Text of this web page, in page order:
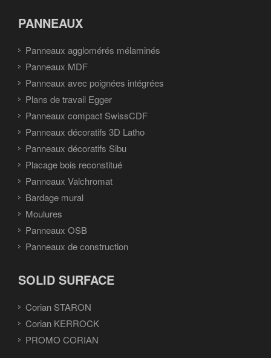
PANNEAUX
Panneaux agglomérés mélaminés
Panneaux MDF
Panneaux avec poignées intégrées
Plans de travail Egger
Panneaux compact SwissCDF
Panneaux décoratifs 3D Latho
Panneaux décoratifs Sibu
Placage bois reconstitué
Panneaux Valchromat
Bardage mural
Moulures
Panneaux OSB
Panneaux de construction
SOLID SURFACE
Corian STARON
Corian KERROCK
PROMO CORIAN